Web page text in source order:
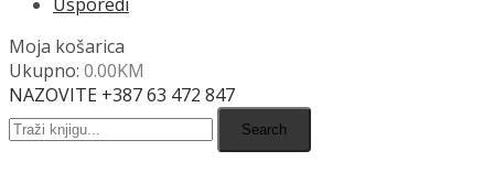
Moja košarica
Ukupno: 0.00KM
NAZOVITE +387 63 472 847
Search